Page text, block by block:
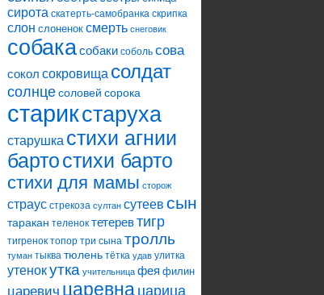
сирота скатерть-самобранка скрипка
слон слоненок смерть снеговик
собакасобаки соболь сова
сокол сокровища солдат
солнцесоловей сорока
старикстаруха
старушка стихи агнии
бартостихи барто
стихи для мамы сторож
страус стрекоза султан сутеев сын
таракан теленок тетеревтигр
тигренок топор три сына тролль
туман тыква тюлень тётка удав улитка
утенокутка учительница фея филин
царевич царевна царица